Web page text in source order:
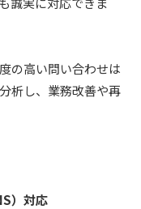
の高い問い合わせは
析し、業務改善や再
）対応